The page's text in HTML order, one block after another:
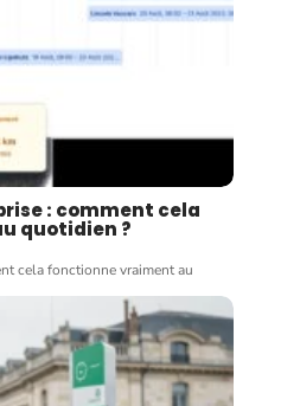
: comment cela
quotidien ?
cela fonctionne vraiment au